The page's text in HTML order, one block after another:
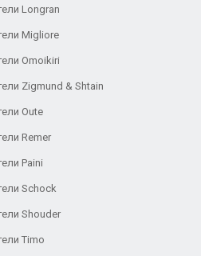
Longran
Migliore
Omoikiri
Zigmund & Shtain
Oute
Remer
Paini
Schock
Shouder
Timo